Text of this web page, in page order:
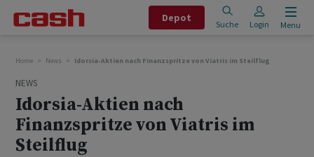
Depot
Suche Login Menu
Home News Idorsia-Aktien nach Finanzspritze von Viatris im Steilflug
NEWS
Idorsia-Aktien nach
Finanzspritze von Viatris im
Steilflug